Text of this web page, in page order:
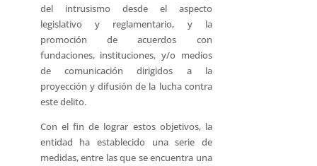
del intrusismo desde el aspecto
legislativo y reglamentario, y la
promoción de acuerdos con
fundaciones, instituciones, y/o medios
de comunicación dirigidos a la
proyección y difusión de la lucha contra
este delito.
Con el fin de lograr estos objetivos, la
entidad ha establecido una serie de
medidas, entre las que se encuentra una